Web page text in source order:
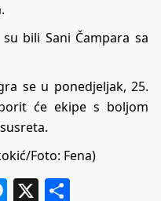
bili Sani Čampara sa
se u ponedjeljak, 25.
će ekipe s boljom
Foto: Fena)
Messenger
X